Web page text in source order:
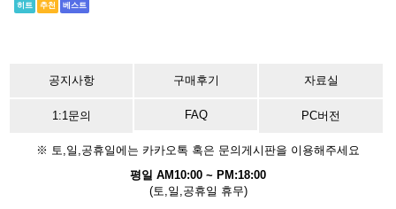
히트 추천 베스트
공지사항 구매후기 자료실
1:1문의 FAQ PC버전
※ 토,일,공휴일에는 카카오톡 혹은 문의게시판을 이용해주세요
평일 AM10:00 ~ PM:18:00
(토,일,공휴일 휴무)